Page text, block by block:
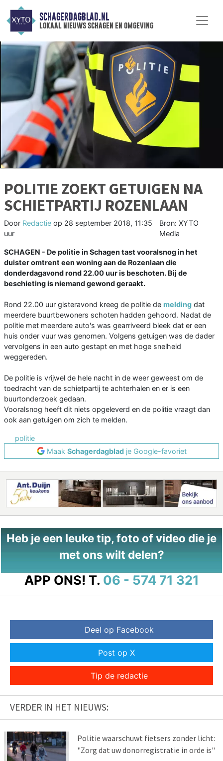
SCHAGERDAGBLAD.NL
lokaal nieuws schagen en omgeving
POLITIE ZOEKT GETUIGEN NA
SCHIETPARTIJ ROZENLAAN
Door Redactie op 28 september 2018, 11:35
uur
Bron: XYTO
Media
SCHAGEN - De politie in Schagen tast vooralsnog in het
duister omtrent een woning aan de Rozenlaan die
donderdagavond rond 22.00 uur is beschoten. Bij de
beschieting is niemand gewond geraakt.
Rond 22.00 uur gisteravond kreeg de politie de melding dat
meerdere buurtbewoners schoten hadden gehoord. Nadat de
politie met meerdere auto's was gearriveerd bleek dat er een
huis onder vuur was genomen. Volgens getuigen was de dader
vervolgens in een auto gestapt en met hoge snelheid
weggereden.
De politie is vrijwel de hele nacht in de weer geweest om de
toedracht van de schietpartij te achterhalen en er is een
buurtonderzoek gedaan.
Vooralsnog heeft dit niets opgeleverd en de politie vraagt dan
ook aan getuigen om zich te melden.
politie
Maak Schagerdagbladje Google-favoriet
Heb je een leuke tip, foto of video die je
met ons wilt delen?
APP ONS! T. 06 - 574 71 321
Deel op Facebook
Post op X
Tip de redactie
VERDER IN HET NIEUWS:
Politie waarschuwt fietsers zonder licht:
"Zorg dat uw donorregistratie in orde is"